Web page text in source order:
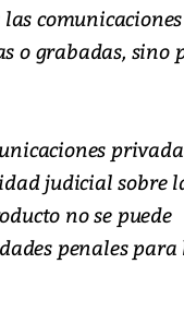
comunicaciones
o grabadas, sino
judicial sobre
no se puede
penales para